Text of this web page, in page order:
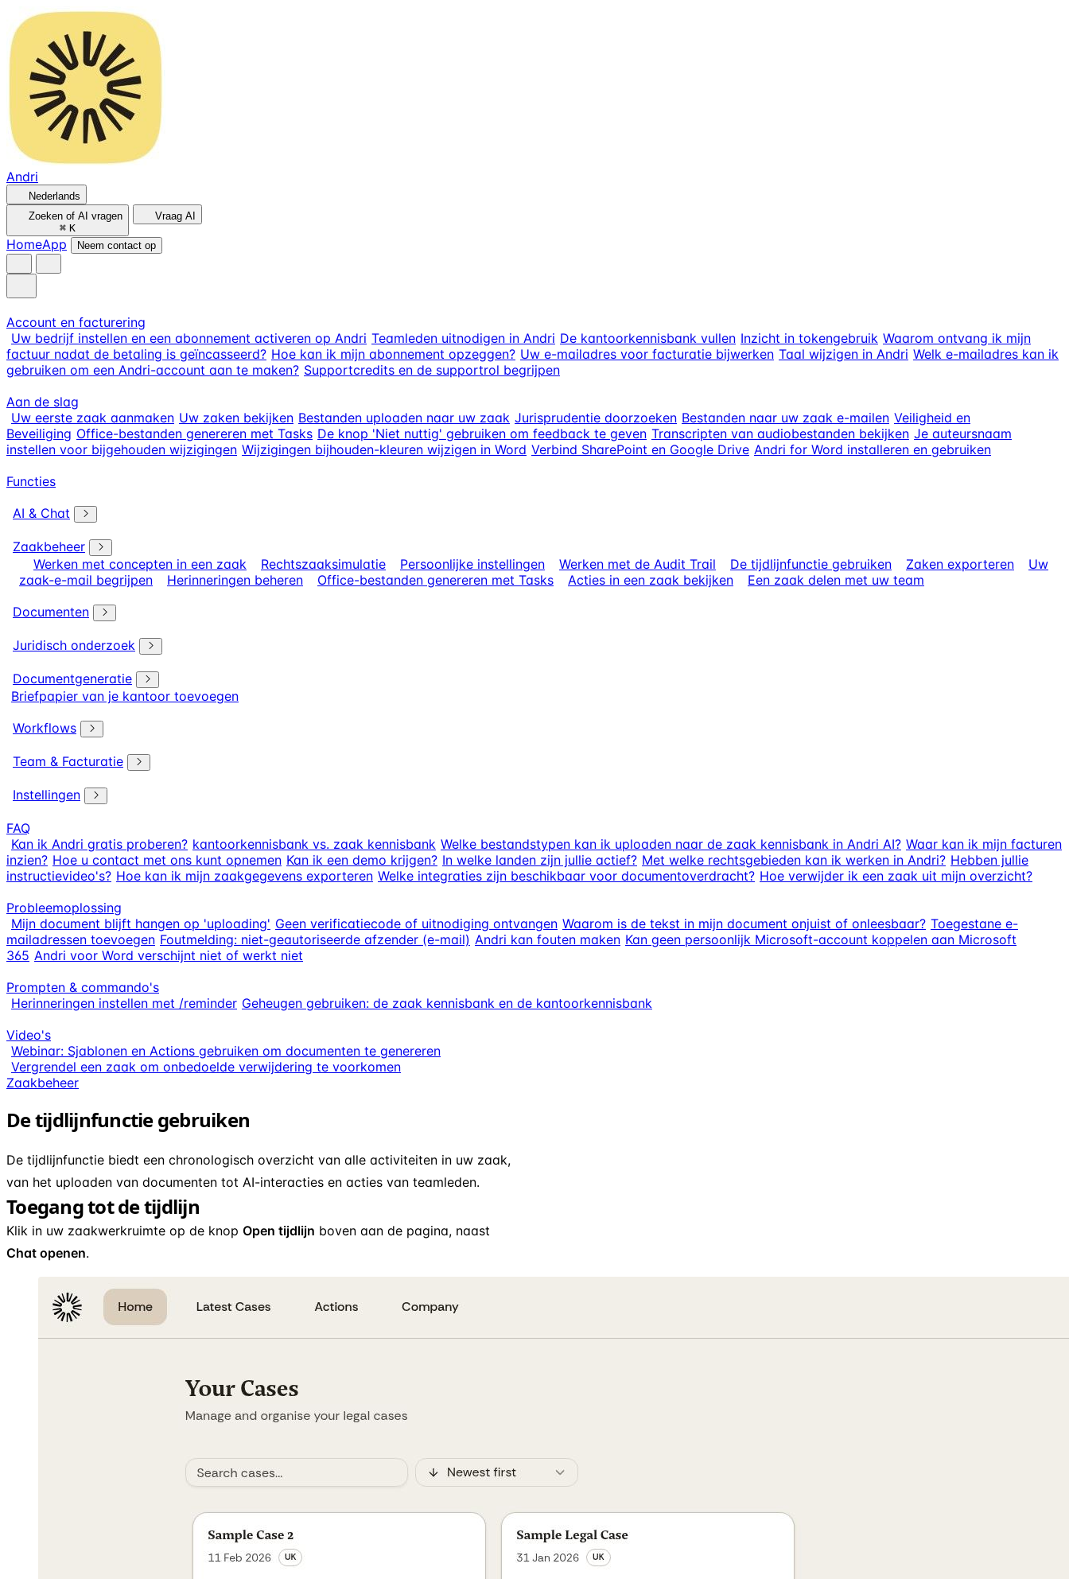
Andri
Nederlands
Zoeken of AI vragen
⌘ K
Vraag AI
HomeApp Neem contact op
Account en facturering
Uw bedrijf instellen en een abonnement activeren op Andri Teamleden uitnodigen in Andri De kantoorkennisbank vullen Inzicht in tokengebruik Waarom ontvang ik mijn
factuur nadat de betaling is geïncasseerd? Hoe kan ik mijn abonnement opzeggen? Uw e-mailadres voor facturatie bijwerken Taal wijzigen in Andri Welk e-mailadres kan ik
gebruiken om een Andri-account aan te maken? Supportcredits en de supportrol begrijpen
Aan de slag
Uw eerste zaak aanmaken Uw zaken bekijken Bestanden uploaden naar uw zaak Jurisprudentie doorzoeken Bestanden naar uw zaak e-mailen Veiligheid en
Beveiliging Office-bestanden genereren met Tasks De knop 'Niet nuttig' gebruiken om feedback te geven Transcripten van audiobestanden bekijken Je auteursnaam
instellen voor bijgehouden wijzigingen Wijzigingen bijhouden-kleuren wijzigen in Word Verbind SharePoint en Google Drive Andri for Word installeren en gebruiken
Functies
AI & Chat
Zaakbeheer
Werken met concepten in een zaak
Rechtszaaksimulatie Persoonlijke instellingen Werken met de Audit Trail De tijdlijnfunctie gebruiken Zaken exporteren
Uw
zaak-e-mail begrijpen
Herinneringen beheren Office-bestanden genereren met Tasks Acties in een zaak bekijken
Een zaak delen met uw team
Documenten
Juridisch onderzoek
Documentgeneratie
Briefpapier van je kantoor toevoegen
Workflows
Team & Facturatie
Instellingen
FAQ
Kan ik Andri gratis proberen? kantoorkennisbank vs. zaak kennisbank Welke bestandstypen kan ik uploaden naar de zaak kennisbank in Andri AI? Waar kan ik mijn facturen
inzien? Hoe u contact met ons kunt opnemen Kan ik een demo krijgen? In welke landen zijn jullie actief? Met welke rechtsgebieden kan ik werken in Andri? Hebben jullie
instructievideo's? Hoe kan ik mijn zaakgegevens exporteren Welke integraties zijn beschikbaar voor documentoverdracht? Hoe verwijder ik een zaak uit mijn overzicht?
Probleemoplossing
Mijn document blijft hangen op 'uploading' Geen verificatiecode of uitnodiging ontvangen Waarom is de tekst in mijn document onjuist of onleesbaar? Toegestane e-
mailadressen toevoegen Foutmelding: niet-geautoriseerde afzender (e-mail) Andri kan fouten maken Kan geen persoonlijk Microsoft-account koppelen aan Microsoft
365 Andri voor Word verschijnt niet of werkt niet
Prompten & commando's
Herinneringen instellen met /reminder Geheugen gebruiken: de zaak kennisbank en de kantoorkennisbank
Video's
Webinar: Sjablonen en Actions gebruiken om documenten te genereren
Vergrendel een zaak om onbedoelde verwijdering te voorkomen
Zaakbeheer
De tijdlijnfunctie gebruiken
De tijdlijnfunctie biedt een chronologisch overzicht van alle activiteiten in uw zaak,
van het uploaden van documenten tot AI-interacties en acties van teamleden.
Toegang tot de tijdlijn
Klik in uw zaakwerkruimte op de knop Open tijdlijn boven aan de pagina, naast
Chat openen.